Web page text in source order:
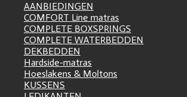
AANBIEDINGEN
COMFORT Line matras
COMPLETE BOXSPRINGS
COMPLETE WATERBEDDEN
DEKBEDDEN
Hardside-matras
Hoeslakens & Moltons
KUSSENS